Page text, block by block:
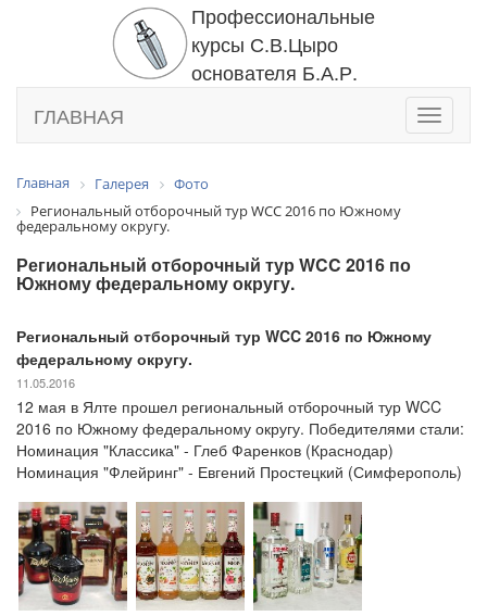
Профессиональные
курсы С.В.Цыро
основателя Б.А.Р.
Toggle
ГЛАВНАЯ
Главная Галерея
Фото
Региональный отборочный тур WCC 2016 по Южному
федеральному округу.
Региональный отборочный тур WCC 2016 по
Южному федеральному округу.
Региональный отборочный тур WCC 2016 по Южному
федеральному округу.
11.05.2016
12 мая в Ялте прошел региональный отборочный тур WCC
2016 по Южному федеральному округу. Победителями стали:
Номинация "Классика" - Глеб Фаренков (Краснодар)
Номинация "Флейринг" - Евгений Простецкий (Симферополь)